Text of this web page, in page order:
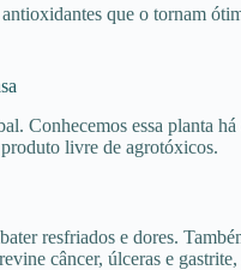
que o tornam
Conhecemos essa planta
livre de agrotóxicos.
resfriados e dores.
câncer, úlceras e